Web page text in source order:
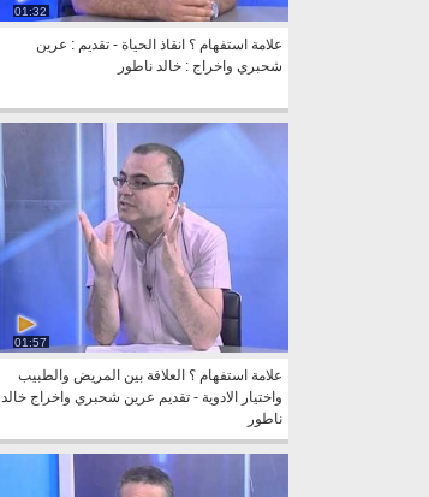
01:32
علامة استفهام ؟ انقاذ الحياة - تقديم : عرين
شحبري واخراج : خالد ناطور
01:57
علامة استفهام ؟ العلاقة بين المريض والطبيب
واختيار الادوية - تقديم عرين شحبري واخراج خالد
ناطور